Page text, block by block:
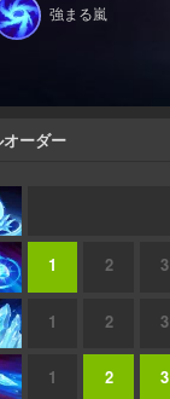
強まる嵐
オーダー
1 2 3
1 2 3
1 2 3